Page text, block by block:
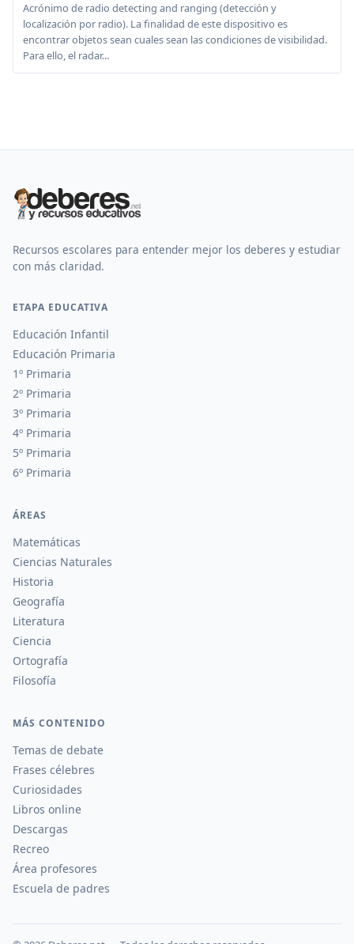
Acrónimo de radio detecting and ranging (detección y
localización por radio). La finalidad de este dispositivo es
encontrar objetos sean cuales sean las condiciones de visibilidad.
Para ello, el radar...
Recursos escolares para entender mejor los deberes y estudiar
con más claridad.
ETAPA EDUCATIVA
Educación Infantil
Educación Primaria
1º Primaria
2º Primaria
3º Primaria
4º Primaria
5º Primaria
6º Primaria
ÁREAS
Matemáticas
Ciencias Naturales
Historia
Geografía
Literatura
Ciencia
Ortografía
Filosofía
MÁS CONTENIDO
Temas de debate
Frases célebres
Curiosidades
Libros online
Descargas
Recreo
Área profesores
Escuela de padres